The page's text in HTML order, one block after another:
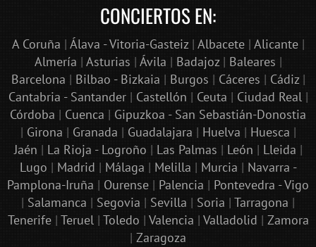
CONCIERTOS EN:
A Coruña | Álava - Vitoria-Gasteiz| Albacete| Alicante|
Almería | Asturias | Ávila | Badajoz| Baleares |
Barcelona | Bilbao - Bizkaia | Burgos | Cáceres | Cádiz|
Cantabria - Santander| Castellón | Ceuta | Ciudad Real|
Córdoba | Cuenca | Gipuzkoa - San Sebastián-Donostia
| Girona | Granada | Guadalajara | Huelva | Huesca |
Jaén | La Rioja - Logroño | Las Palmas | León | Lleida |
Lugo | Madrid | Málaga | Melilla | Murcia | Navarra -
Pamplona-Iruña | Ourense | Palencia | Pontevedra - Vigo
| Salamanca | Segovia | Sevilla | Soria | Tarragona |
Tenerife| Teruel| Toledo | Valencia | Valladolid | Zamora
| Zaragoza